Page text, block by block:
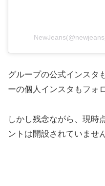
グループの公式インスタ
ーの個人インスタもフォ
しかし残念ながら、現時
ントは開設されていません